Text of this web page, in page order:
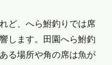
ど、へら鮒釣りでは席
します。田園へら鮒釣
る場所や角の席は魚が